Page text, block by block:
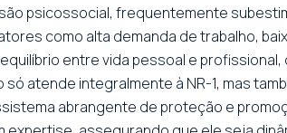
psicossocial, frequentemente
como alta demanda de trabalho,
entre vida pessoal e
atende integralmente à NR-1, mas
abrangente de proteção e